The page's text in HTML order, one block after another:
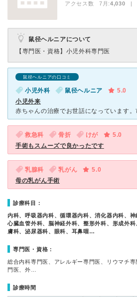
アクセス数 7月:4,030 |
鼠径ヘルニアについて
【専門医・資格】 小児外科専門医
鼠径ヘルニアの口コミ
小児外科 鼠径ヘルニア
5.0
小児外来
救急科 骨折 けが
5.0
手術もスムーズで良かったです
乳腺科 乳がん
5.0
母の乳がん手術
診療科目：
内科、呼吸器内科、循環器内科、消化器内科、神
心臓血管外科、脳神経外科、整形外科、形成外
膚科、泌尿器科、眼科、耳鼻咽…
専門医・資格：
総合内科専門医、アレルギー専門医、リウマチ
門医、外…
診療時間